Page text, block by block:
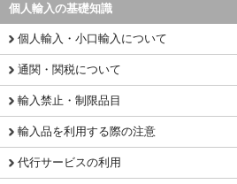
個人輸入の基礎知識
個人輸入・小口輸入について
通関・関税について
輸入禁止・制限品目
輸入品を利用する際の注意
代行サービスの利用